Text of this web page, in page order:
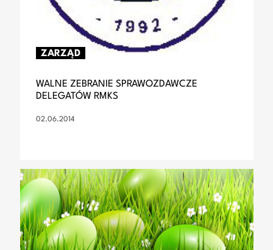
ZARZĄD
WALNE ZEBRANIE SPRAWOZDAWCZE
DELEGATÓW RMKS
02.06.2014